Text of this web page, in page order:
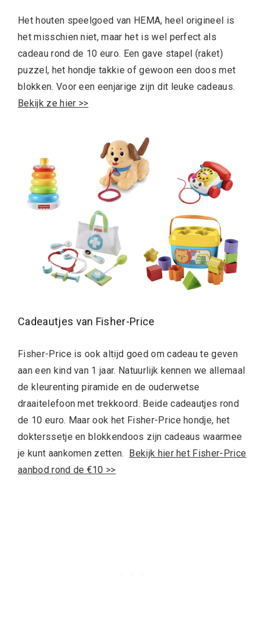
Het houten speelgoed van HEMA, heel origineel is
het misschien niet, maar het is wel perfect als
cadeau rond de 10 euro. Een gave stapel (raket)
puzzel, het hondje takkie of gewoon een doos met
blokken. Voor een eenjarige zijn dit leuke cadeaus.
Bekijk ze hier >>
Cadeautjes van Fisher-Price
Fisher-Price is ook altijd goed om cadeau te geven
aan een kind van 1 jaar. Natuurlijk kennen we allemaal
de kleurenting piramide en de ouderwetse
draaitelefoon met trekkoord. Beide cadeautjes rond
de 10 euro. Maar ook het Fisher-Price hondje, het
dokterssetje en blokkendoos zijn cadeaus waarmee
je kunt aankomen zetten. Bekijk hier het Fisher-Price
aanbod rond de €10 >>